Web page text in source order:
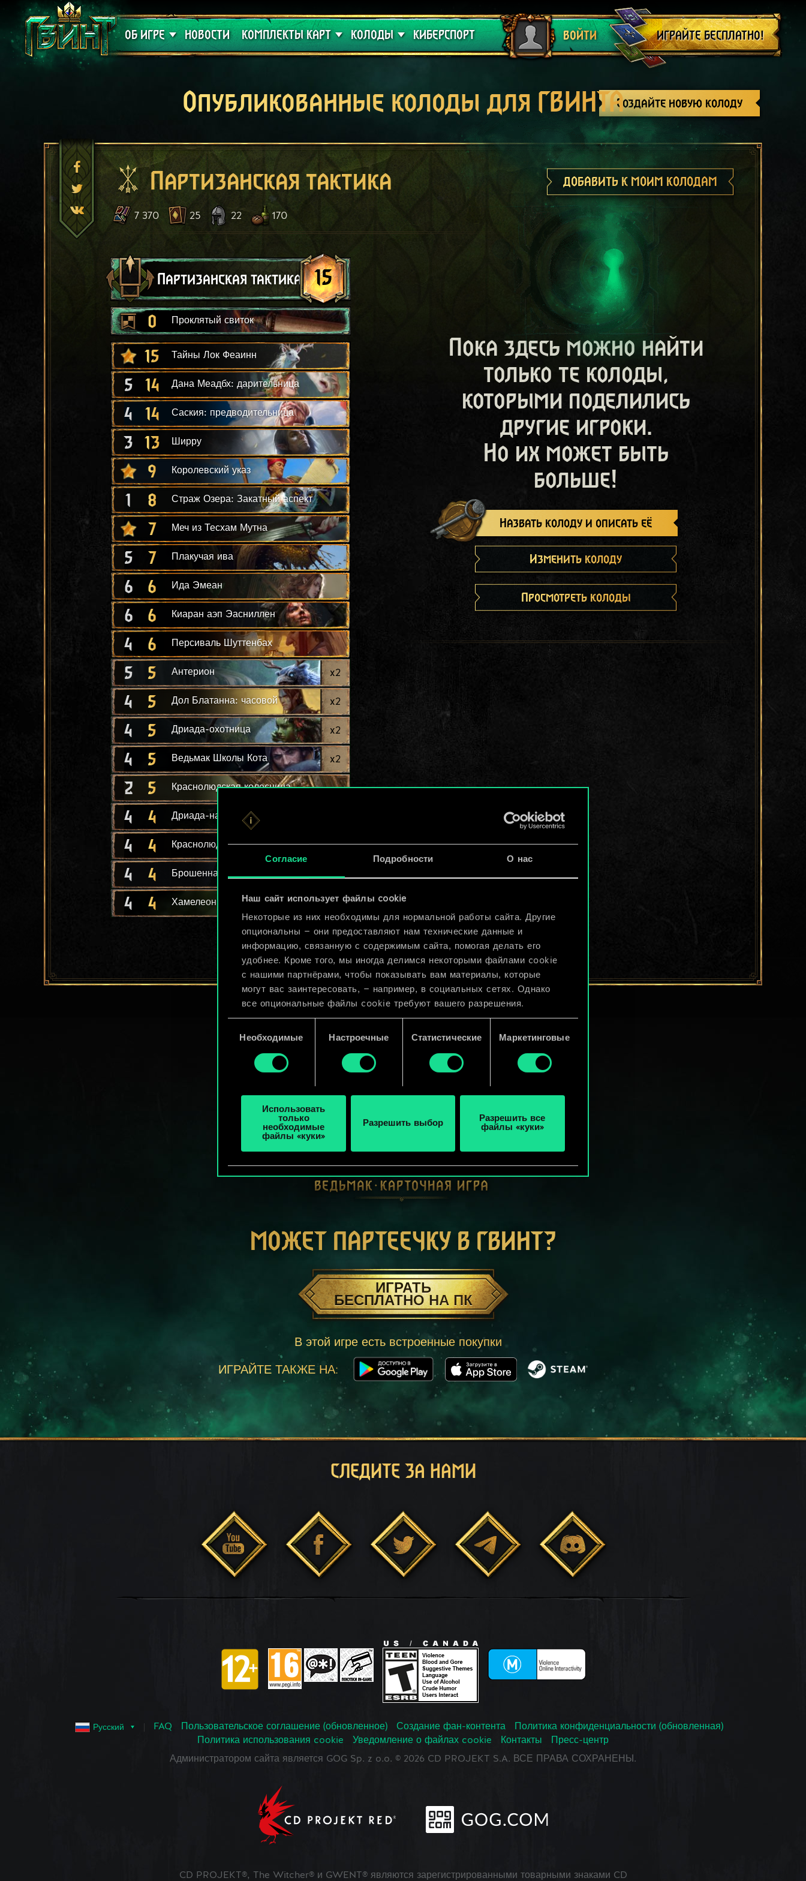
Согласие Подробности О нас
Наш сайт использует файлы cookie
Некоторые из них необходимы для нормальной работы сайта. Другие
опциональны — они предоставляют нам технические данные и
информацию, связанную с содержимым сайта, помогая делать его
удобнее. Кроме того, мы иногда делимся некоторыми файлами cookie
с нашими партнёрами, чтобы показывать вам материалы, которые
могут вас заинтересовать, — например, в социальных сетях. Однако
все опциональные файлы cookie требуют вашего разрешения.
Найти подробную информацию о том, как мы используем ваши файлы
«Настройки» ниже.
согласия
Необходимые Настроечные Статистические Маркетинговые
Использовать
только
необходимые
файлы «куки»
Разрешить выбор
Разрешить все
файлы «куки»
ОБ ИГРЕ
Поддержка
НОВОСТИ КОМПЛЕКТЫ КАРТ
Алое проклятие
КОЛОДЫ
Гайды
КИБЕРСПОРТ ВОЙТИ
Выйти
ИГРАЙТЕ БЕСПЛАТНО!
Создайте новую колоду
Опубликованные колоды для ГВИНТА
Партизанская тактика ДОБАВИТЬ К МОИМ КОЛОДАМ
7 370 25 22 170
Партизанская тактика 15
0 Проклятый свиток
15 Тайны Лок Феаинн
5 14 Дана Меадбх: дарительница
4 14 Саския: предводительница
3 13 Ширру
9 Королевский указ
1 8 Страж Озера: Закатный аспект
7 Меч из Тесхам Мутна
5 7 Плакучая ива
6 6 Ида Эмеан
6 6 Киаран аэп Эасниллен
4 6 Персиваль Шуттенбах
5 5 Антерион x2
4 5 Дол Блатанна: часовой x2
4 5 Дриада-охотница x2
4 5 Ведьмак Школы Кота x2
2 5 Краснолюдская колесница
4 4 Дриада-наставница
4 4 Краснолюд-берсерк
4 4 Брошенная девочка
4 4 Хамелеон
Пока здесь можно найти
только те колоды,
которыми поделились
другие игроки.
Но их может быть
больше!
Назвать колоду и описать её
Изменить колоду
Просмотреть колоды
МОЖЕТ ПАРТЕЕЧКУ В ГВИНТ?
ИГРАТЬ
БЕСПЛАТНО НА ПК
В этой игре есть встроенные покупки
ИГРАЙТЕ ТАКЖЕ НА:
СЛЕДИТЕ ЗА НАМИ
Русский FAQ Пользовательское соглашение (обновленное) Создание фан-контента
Политика конфиденциальности (обновленная)
Политика использования cookie
Уведомление о файлах cookie Контакты
Пресс-центр
Администратором сайта является GOG Sp. z o.o. © 2026 CD PROJEKT S.A. ВСЕ ПРАВА СОХРАНЕНЫ.
CD PROJEKT®, The Witcher® и GWENT® являются зарегистрированными товарными знаками CD